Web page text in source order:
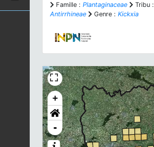
Famille : Plantaginaceae
Tribu :
Antirrhineae
Genre : Kickxia
+
-